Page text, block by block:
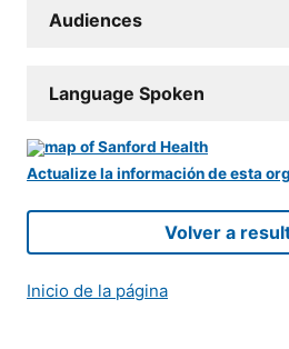
Audiences
Language Spoken
Actualize la información de esta
Volver a
Inicio de la página